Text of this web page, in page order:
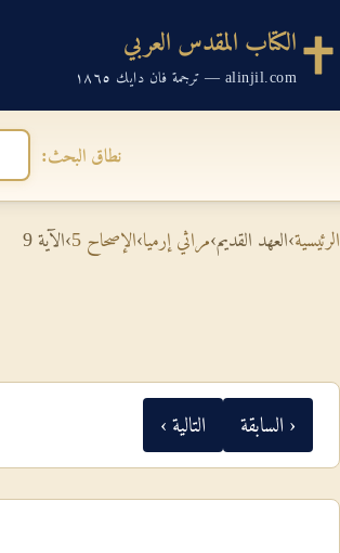
الكتاب المقدس العربي
alinjil.com — ترجمة فان دايك ١٨٦٥
نطاق البحث:
الرئيسية›العهد القديم›مراثي إرميا›الإصحاح 5 ›الآية 9
‹ السابقة التالية ›